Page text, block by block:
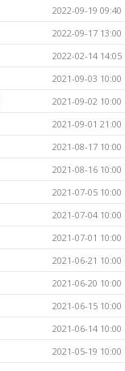
2022-09-19 09:40
2022-09-17 13:00
2022-02-14 14:05
2021-09-03 10:00
2021-09-02 10:00
2021-09-01 21:00
2021-08-17 10:00
2021-08-16 10:00
2021-07-05 10:00
2021-07-04 10:00
2021-07-01 10:00
2021-06-21 10:00
2021-06-20 10:00
2021-06-15 10:00
2021-06-14 10:00
2021-05-19 10:00